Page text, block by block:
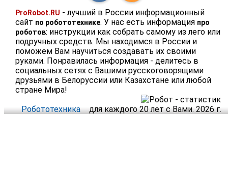
ProRobot.RU - лучший в России информационный
сайт по робототехнике. У нас есть информация про
роботов: инструкции как собрать самому из лего или
подручных средств. Мы находимся в России и
поможем Вам научиться создавать их своими
руками. Понравилась информация - делитесь в
социальных сетях с Вашими русскоговорящими
друзьями в Белоруссии или Казахстане или любой
стране Мира!
Робототехника
для каждого 20 лет с Вами. 2026 г.